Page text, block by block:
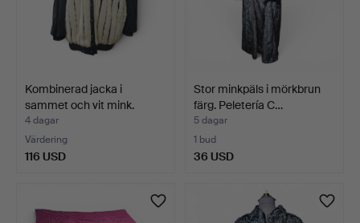
Kombinerad jacka i
sammet och vit mink.
4 dagar
Värdering
116 USD
Stor minkpäls i mörkbrun
färg. Peletería C…
5 dagar
1 bud
36 USD